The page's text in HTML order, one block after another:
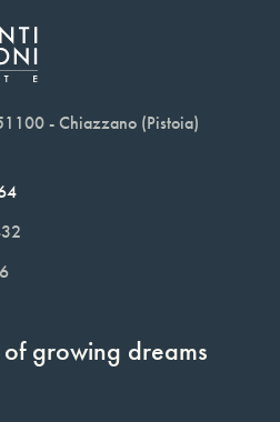
- Chiazzano (Pistoia)
growing dreams